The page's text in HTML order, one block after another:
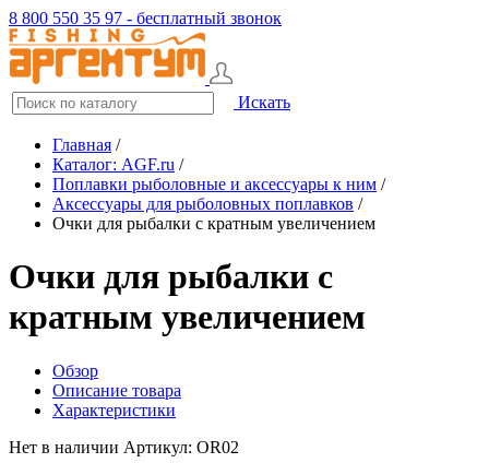
8 800 550 35 97 - бесплатный звонок
Искать
Главная /
Каталог: AGF.ru /
Поплавки рыболовные и аксессуары к ним /
Аксессуары для рыболовных поплавков /
Очки для рыбалки с кратным увеличением
Очки для рыбалки с
кратным увеличением
Обзор
Описание товара
Характеристики
Нет в наличии Артикул: OR02